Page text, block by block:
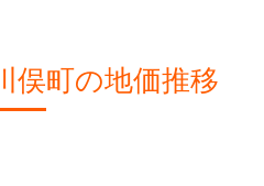
俣町の地価推移